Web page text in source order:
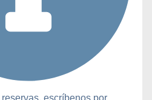
escríbenos por